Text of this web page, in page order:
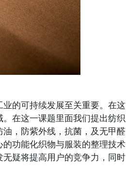
的可持续发展至关重要。在这
在这一课题里面我们提出纺织
，防紫外线，抗菌，及无甲醛
功能化织物与服装的整理技术
疑将提高用户的竞争力，同时